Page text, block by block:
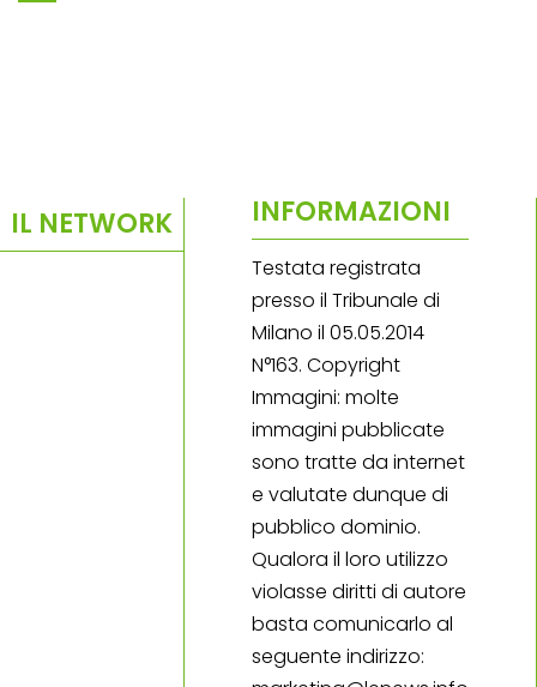
IL NETWORK INFORMAZIONI
Testata registrata
presso il Tribunale di
Milano il 05.05.2014
N°163. Copyright
Immagini: molte
immagini pubblicate
sono tratte da internet
e valutate dunque di
pubblico dominio.
Qualora il loro utilizzo
violasse diritti di autore
basta comunicarlo al
seguente indirizzo: